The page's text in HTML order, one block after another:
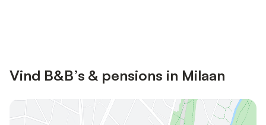
Vind B&B’s & pensions in Milaan